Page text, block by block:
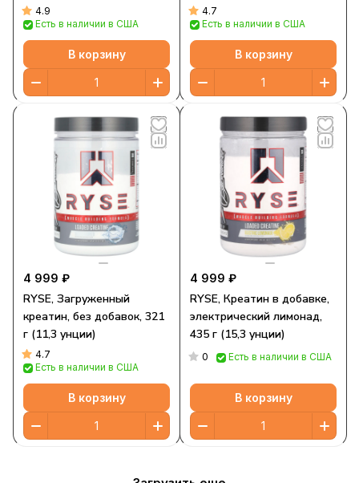
MCT, арахисовая паста
Skippy®, 1077 г (2,4 фунта)
4.9
Есть в наличии в США
В корзину
4.7
Есть в наличии в США
В корзину
4 999 ₽
RYSE, Загруженный
креатин, без добавок, 321
г (11,3 унции)
4.7
Есть в наличии в США
В корзину
4 999 ₽
RYSE, Креатин в добавке,
электрический лимонад,
435 г (15,3 унции)
0 Есть в наличии в США
В корзину